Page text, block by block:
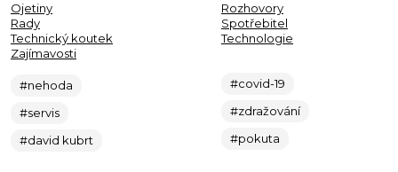
Ojetiny
Rady
Technický koutek
Zajímavosti
#nehoda
#servis
#david kubrt
Rozhovory
Spotřebitel
Technologie
#covid-19
#zdražování
#pokuta